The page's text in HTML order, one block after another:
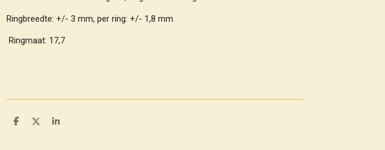
Ringbreedte: +/- 3 mm, per ring: +/- 1,8 mm
Ringmaat: 17,7
D
D
S